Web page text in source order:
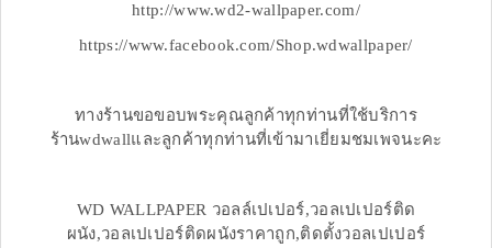
http://www.wd2-wallpaper.com/
https://www.facebook.com/Shop.wdwallpaper/
ทางร้านขอขอบพระคุณลูกค้าทุกท่านที่ใช้บริการ
ร้านwdwallและลูกค้าทุกท่านที่เข้ามาเยี่ยมชมเพจนะคะ
WD WALLPAPER วอลล์เปเปอร์,วอลเปเปอร์ติด
ผนัง,วอลเปเปอร์ติดผนังราคาถูก,ติดตั้งวอลเปเปอร์